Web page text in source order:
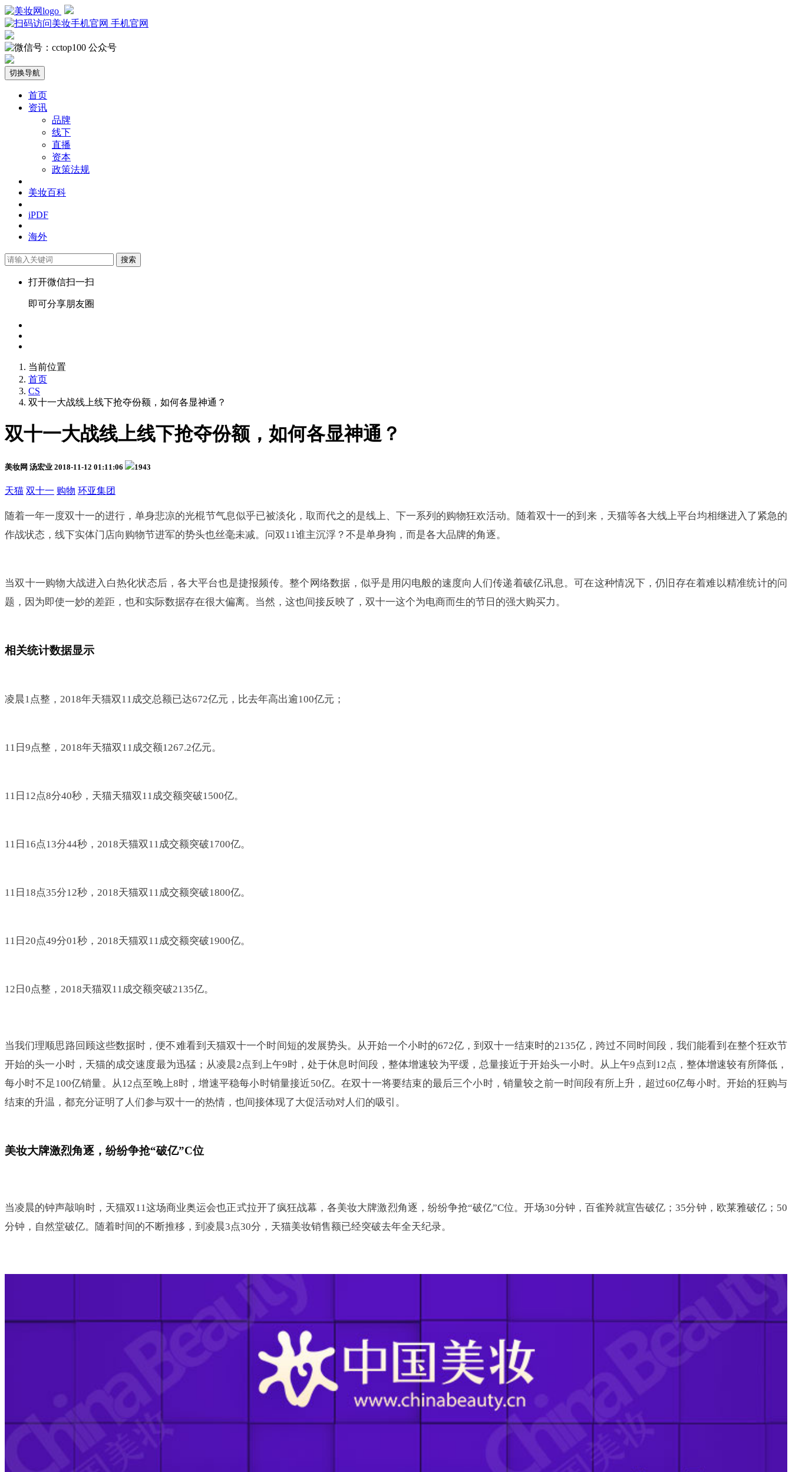
手机官网
公众号
切换导航
首页
资讯
品牌
线下
直播
资本
政策法规
美妆百科
iPDF
海外
搜索
打开微信扫一扫
即可分享朋友圈
当前位置
首页
CS
双十一大战线上线下抢夺份额，如何各显神通？
双十一大战线上线下抢夺份额，如何各显神通？
美妆网 汤宏业 2018-11-12 01:11:06 1943
天猫 双十一 购物 环亚集团
随着一年一度双十一的进行，单身悲凉的光棍节气息似乎已被淡化，取而代之的是线上、下一系列的购物狂欢活动。随着双十一的到来，天猫等各大线上平台均相继进入了紧急的
作战状态，线下实体门店向购物节进军的势头也丝毫未减。问双11谁主沉浮？不是单身狗，而是各大品牌的角逐。
当双十一购物大战进入白热化状态后，各大平台也是捷报频传。整个网络数据，似乎是用闪电般的速度向人们传递着破亿讯息。可在这种情况下，仍旧存在着难以精准统计的问
题，因为即使一妙的差距，也和实际数据存在很大偏离。当然，这也间接反映了，双十一这个为电商而生的节日的强大购买力。
相关统计数据显示
凌晨1点整，2018年天猫双11成交总额已达672亿元，比去年高出逾100亿元；
11日9点整，2018年天猫双11成交额1267.2亿元。
11日12点8分40秒，天猫天猫双11成交额突破1500亿。
11日16点13分44秒，2018天猫双11成交额突破1700亿。
11日18点35分12秒，2018天猫双11成交额突破1800亿。
11日20点49分01秒，2018天猫双11成交额突破1900亿。
12日0点整，2018天猫双11成交额突破2135亿。
当我们理顺思路回顾这些数据时，便不难看到天猫双十一个时间短的发展势头。从开始一个小时的672亿，到双十一结束时的2135亿，跨过不同时间段，我们能看到在整个狂欢节
开始的头一小时，天猫的成交速度最为迅猛；从凌晨2点到上午9时，处于休息时间段，整体增速较为平缓，总量接近于开始头一小时。从上午9点到12点，整体增速较有所降低，
每小时不足100亿销量。从12点至晚上8时，增速平稳每小时销量接近50亿。在双十一将要结束的最后三个小时，销量较之前一时间段有所上升，超过60亿每小时。开始的狂购与
结束的升温，都充分证明了人们参与双十一的热情，也间接体现了大促活动对人们的吸引。
美妆大牌激烈角逐，纷纷争抢“破亿”C位
当凌晨的钟声敲响时，天猫双11这场商业奥运会也正式拉开了疯狂战幕，各美妆大牌激烈角逐，纷纷争抢“破亿”C位。开场30分钟，百雀羚就宣告破亿；35分钟，欧莱雅破亿；50
分钟，自然堂破亿。随着时间的不断推移，到凌晨3点30分，天猫美妆销售额已经突破去年全天纪录。